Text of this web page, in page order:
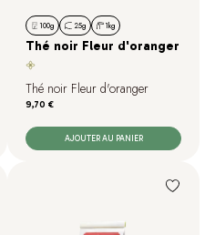
100g 25g 1kg
Thé noir Fleur d'oranger
Thé noir Fleur d'oranger
Prix
9,70 €
AJOUTER AU PANIER